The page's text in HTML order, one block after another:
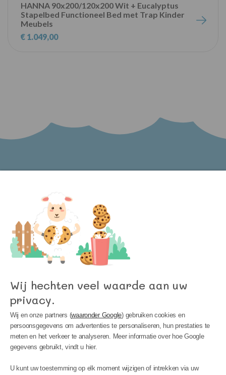
HANNA 90x200/120x200 Wit + Eucalyptus
Stapelbed Functioneel Bed met Trap Kinder
Meubels
€ 1.049,00
Wij hechten veel waarde aan uw
privacy.
Wij en onze partners (waaronder Google) gebruiken cookies en
persoonsgegevens om advertenties te personaliseren, hun prestaties te
meten en het verkeer te analyseren. Meer informatie over hoe Google
gegevens gebruikt, vindt u hier.
U kunt uw toestemming op elk moment wijzigen of intrekken via uw